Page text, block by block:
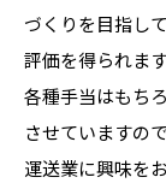
づくりを目指し
評価を得られます
各種手当はもち
させていますの
運送業に興味を